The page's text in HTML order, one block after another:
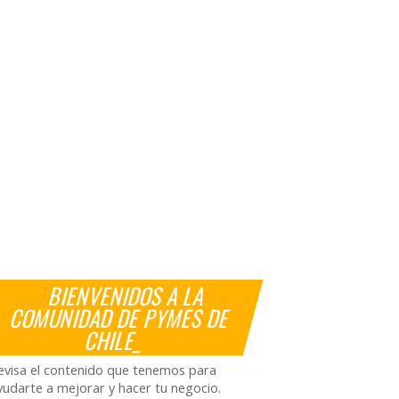
BIENVENIDOS A LA
COMUNIDAD DE PYMES DE
CHILE_
el contenido que tenemos para
a mejorar y hacer tu negocio.